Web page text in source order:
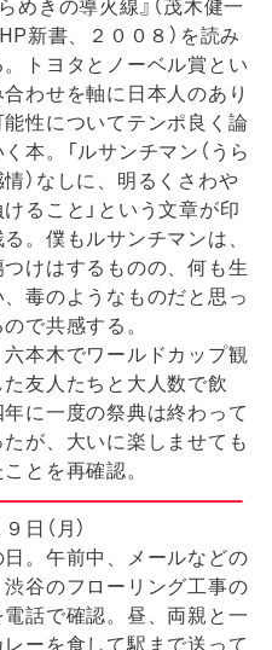
新書、２００８）を読み
トヨタとノーベル賞とい
合わせを軸に日本人のあり
性についてテンポ良く論
本。「ルサンチマン（うら
）なしに、明るくさわや
ること」という文章が印
。僕もルサンチマンは、
つけはするものの、何も生
、毒のようなものだと思っ
で共感する。
本木でワールドカップ観
友人たちと大人数で飲
に一度の祭典は終わって
たが、大いに楽しませても
とを再確認。
日（月）
。午前中、メールなどの
谷のフローリング工事の
話で確認。昼、両親と一
ーを食して駅まで送って